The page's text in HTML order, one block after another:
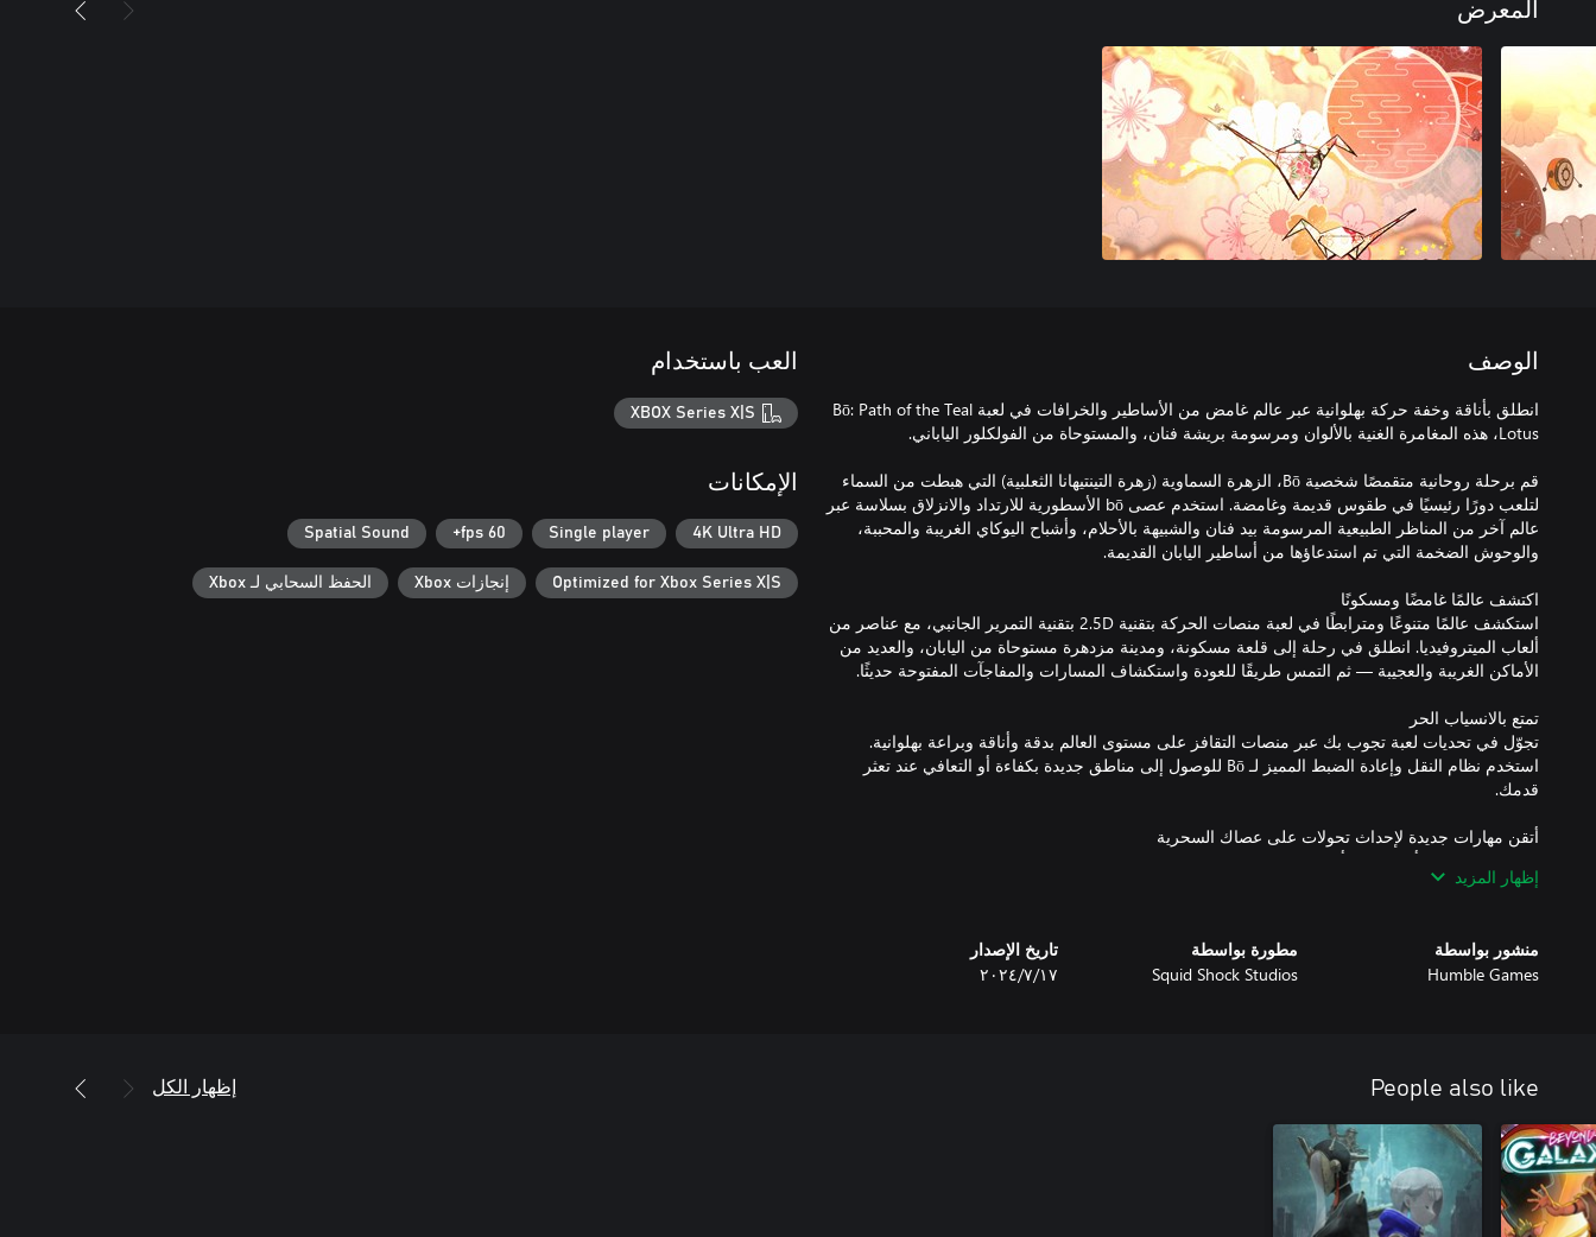
المعرض
الوصف
انطلق بأناقة وخفة حركة بهلوانية عبر عالم غامض من الأساطير والخرافات في لعبة Bō: Path of the Teal
قم برحلة روحانية متقمصًا شخصية Bō، الزهرة السماوية (زهرة التينتيهانا الثعلبية) التي هبطت من السماء
لتلعب دورًا رئيسيًا في طقوس قديمة وغامضة. استخدم عصى bō الأسطورية للارتداد والانزلاق بسلاسة عبر
عالم آخر من المناظر الطبيعية المرسومة بيد فنان والشبيهة بالأحلام، وأشباح اليوكاي الغريبة والمحببة،
استكشف عالمًا متنوعًا ومترابطًا في لعبة منصات الحركة بتقنية 2.5D بتقنية التمرير الجانبي، مع عناصر من
ألعاب الميتروفيديا. انطلق في رحلة إلى قلعة مسكونة، ومدينة مزدهرة مستوحاة من اليابان، والعديد من
تجوّل في تحديات لعبة تجوب بك عبر منصات التقافز على مستوى العالم بدقة وأناقة وبراعة بهلوانية.
استخدم نظام النقل وإعادة الضبط المميز لـ Bō للوصول إلى مناطق جديدة بكفاءة أو التعافي عند تعثر
يمكن ترقية كل دمية داروما ملونة تكتشفها واستدعاؤها إلى ساحة المعركة، حيث يمكن لهؤلاء الحلفاء
انخرط مع مجموعة هائلة من أرواح اليوكاي الغريبة والمحببة (وهي أرواح خارقة للطبيعة من الفولكلور
الياباني) وشخصيات أصلية أخرى مستوحاة من الأسطورة اليابانية، وكلها تنبض بالحياة من خلال الرسوم
المتحركة التقليدية ثنائية الأبعاد المرسومة بيد فنان. ساعدهم في مهامهم الجانبية — أو توقف للدردشة
إظهار المزيد
منشور بواسطة
Humble Games
مطورة بواسطة
Squid Shock Studios
تاريخ الإصدار
١٧‏/٧‏/٢٠٢٤
العب باستخدام
XBOX Series X|S
الإمكانات
4K Ultra HD
Single player
60 fps+
Spatial Sound
Optimized for Xbox Series X|S إنجازات Xbox الحفظ السحابي لـ Xbox
People also like إظهار الكل